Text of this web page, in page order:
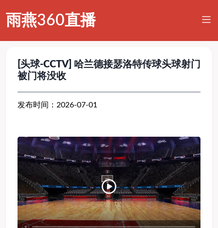
雨燕360直播
[头球-CCTV] 哈兰德接瑟洛特传球头球射门
被门将没收
发布时间：2026-07-01